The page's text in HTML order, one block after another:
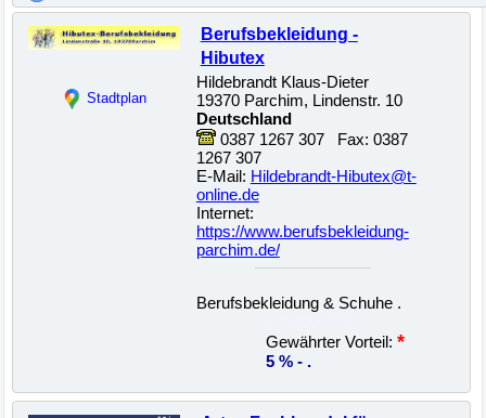
Stadtplan
Berufsbekleidung -
Hibutex
Hildebrandt Klaus-Dieter
19370 Parchim, Lindenstr. 10
Deutschland
0387 1267 307 Fax: 0387
1267 307
E-Mail: Hildebrandt-Hibutex@t-
online.de
Internet:
https://www.berufsbekleidung-
parchim.de/
Berufsbekleidung & Schuhe .
Gewährter Vorteil: *
5 % - .